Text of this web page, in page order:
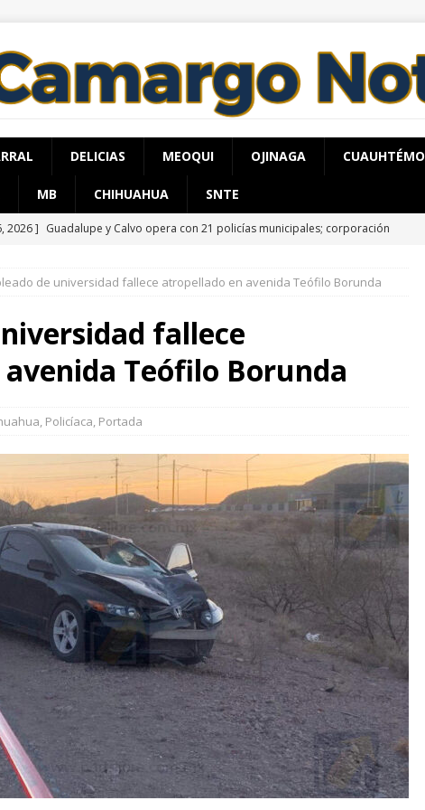
DELICIAS MEOQUI OJINAGA
MB CHIHUAHUA SNTE
2026 ] Guadalupe y Calvo opera con 21 policías municipales; corporación
2026 ] Dan taller de autocuidado a adultos mayores de El Papalote
CHIHUAHUA MARCO BONILLA
2026 ] Rocía a su esposa con gasolina para matarla; lo detienen
de universidad fallece atropellado en avenida Teófilo Borunda
fallece
Teófilo Borunda
, Policíaca, Portada
The Beatles - A